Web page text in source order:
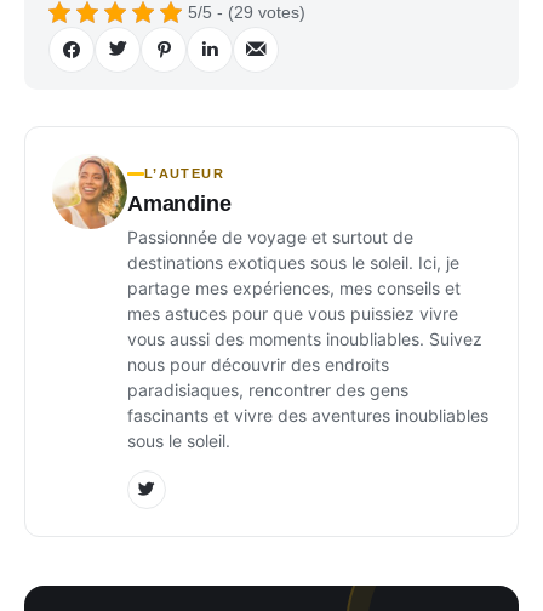
5/5 - (29 votes)
L’AUTEUR
Amandine
Passionnée de voyage et surtout de
destinations exotiques sous le soleil. Ici, je
partage mes expériences, mes conseils et
mes astuces pour que vous puissiez vivre
vous aussi des moments inoubliables. Suivez
nous pour découvrir des endroits
paradisiaques, rencontrer des gens
fascinants et vivre des aventures inoubliables
sous le soleil.